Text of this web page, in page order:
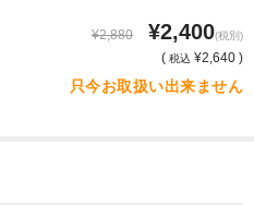
¥2,880 ¥2,400(税別)
( 税込 ¥2,640 )
只今お取扱い出来ません